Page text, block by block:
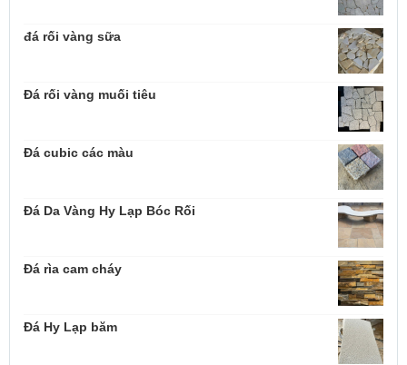
đá rối vàng sữa
Đá rối vàng muối tiêu
Đá cubic các màu
Đá Da Vàng Hy Lạp Bóc Rối
Đá rìa cam cháy
Đá Hy Lạp băm